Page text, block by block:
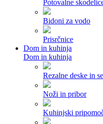
Potovalne
Bidoni za vodo
Prisrčnice
Dom in kuhinja
Dom in kuhinja
Rezalne deske in
Noži in pribor
Kuhinjski